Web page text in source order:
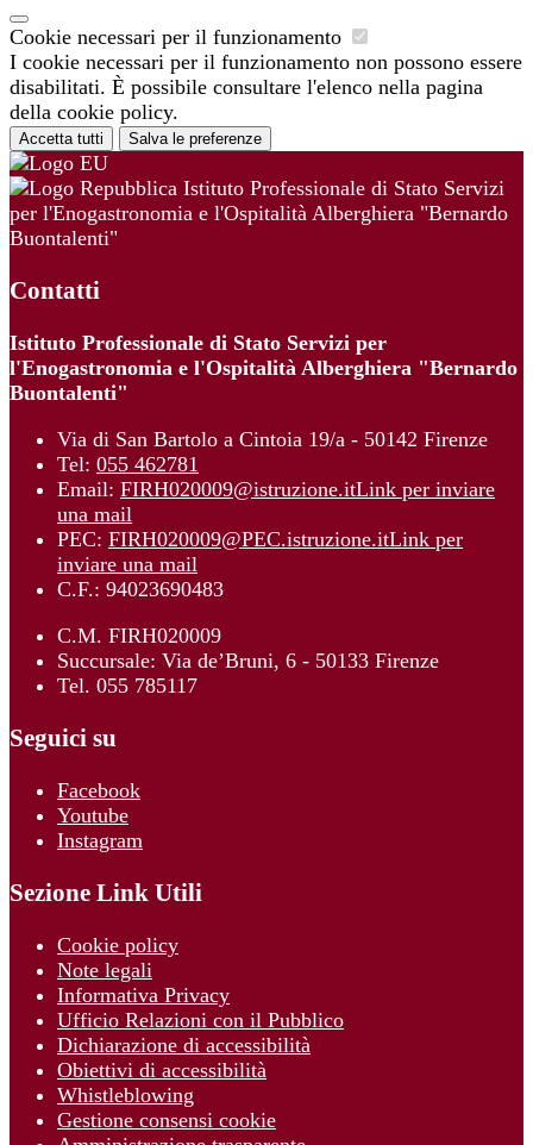
Cookie necessari per il funzionamento
I cookie necessari per il funzionamento non possono essere
disabilitati. È possibile consultare l'elenco nella pagina
della cookie policy.
Accetta tutti Salva le preferenze
Istituto Professionale di Stato Servizi
per l'Enogastronomia e l'Ospitalità Alberghiera "Bernardo
Buontalenti"
Contatti
Istituto Professionale di Stato Servizi per
l'Enogastronomia e l'Ospitalità Alberghiera "Bernardo
Buontalenti"
Via di San Bartolo a Cintoia 19/a - 50142 Firenze
Tel: 055 462781
Email: FIRH020009@istruzione.itLink per inviare
una mail
PEC: FIRH020009@PEC.istruzione.itLink per
inviare una mail
C.F.: 94023690483
C.M. FIRH020009
Succursale: Via de’Bruni, 6 - 50133 Firenze
Tel. 055 785117
Seguici su
Facebook
Youtube
Instagram
Sezione Link Utili
Cookie policy
Note legali
Informativa Privacy
Ufficio Relazioni con il Pubblico
Dichiarazione di accessibilità
Obiettivi di accessibilità
Whistleblowing
Gestione consensi cookie